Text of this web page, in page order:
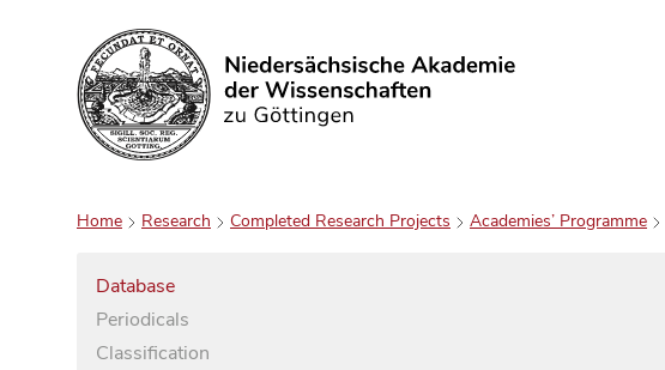
Search
Home Research Completed Research Projects Academies’ Programme
Database
Periodicals
Classification